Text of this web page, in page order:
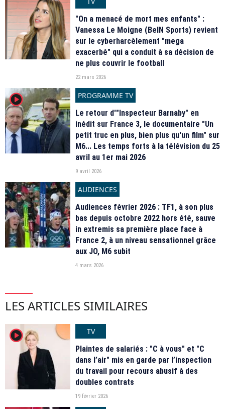
"On a menacé de mort mes enfants" :
Vanessa Le Moigne (BeIN Sports) revient
sur le cyberharcèlement "mega
exacerbé" qui a conduit à sa décision de
ne plus couvrir le football
22 mars 2026
player2
PROGRAMME TV
Le retour d'"Inspecteur Barnaby" en
inédit sur France 3, le documentaire "Un
petit truc en plus, bien plus qu'un film" sur
M6... Les temps forts à la télévision du 25
avril au 1er mai 2026
9 avril 2026
AUDIENCES
Audiences février 2026 : TF1, à son plus
bas depuis octobre 2022 hors été, sauve
in extremis sa première place face à
France 2, à un niveau sensationnel grâce
aux JO, M6 subit
4 mars 2026
LES ARTICLES SIMILAIRES
player2
TV
Plaintes de salariés : "C à vous" et "C
dans l’air" mis en garde par l’inspection
du travail pour recours abusif à des
doubles contrats
19 février 2026